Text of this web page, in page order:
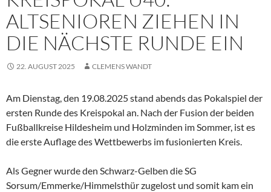
ALTSENIOREN ZIEHEN IN
DIE NÄCHSTE RUNDE EIN
22. AUGUST 2025 CLEMENS WANDT
Am Dienstag, den 19.08.2025 stand abends das Pokalspiel der
ersten Runde des Kreispokal an. Nach der Fusion der beiden
Fußballkreise Hildesheim und Holzminden im Sommer, ist es
die erste Auflage des Wettbewerbs im fusionierten Kreis.
Als Gegner wurde den Schwarz-Gelben die SG
Sorsum/Emmerke/Himmelsthür zugelost und somit kam ein